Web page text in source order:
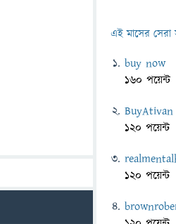
এই মাসের সেরা
buy now
160 পয়েন্ট
BuyAtivan
120 পয়েন্ট
120 পয়েন্ট